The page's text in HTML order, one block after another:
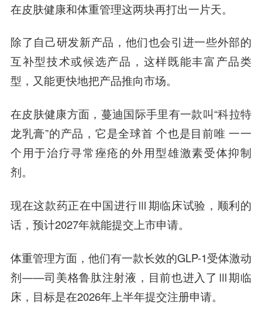
在皮肤健康和体重管理这两块再打出一片天。
除了自己研发新产品，他们也会引进一些外部的
互补型技术或候选产品，这样既能丰富产品类
型，又能更快地把产品推向市场。
在皮肤健康方面，蔓迪国际手里有一款叫“科拉特
龙乳膏”的产品，它是全球首 个也是目前唯 一一
个用于治疗寻常痤疮的外用型雄激素受体抑制
剂。
现在这款药正在中国进行Ⅲ期临床试验，顺利的
话，预计2027年就能提交上市申请。
体重管理方面，他们有一款长效的GLP-1受体激动
剂——司美格鲁肽注射液，目前也进入了Ⅲ期临
床，目标是在2026年上半年提交注册申请。